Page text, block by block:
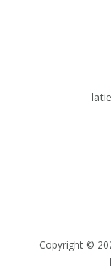
Copyright ©